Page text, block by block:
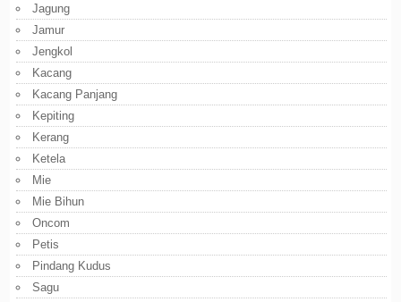
Jagung
Jamur
Jengkol
Kacang
Kacang Panjang
Kepiting
Kerang
Ketela
Mie
Mie Bihun
Oncom
Petis
Pindang Kudus
Sagu